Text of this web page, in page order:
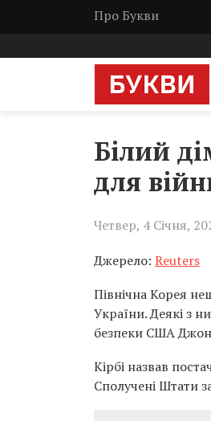
Про Букви
Білий
для
Четвер, 4 Січня,
Джерело: Reuters
Північна Корея
України. Деякі з
безпеки США Джон
Кірбі назвав
Сполучені Штати